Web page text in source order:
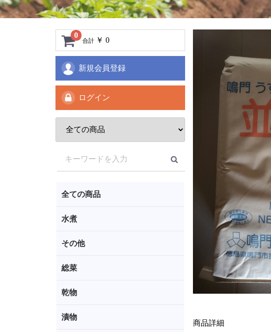
0
合計 ￥ 0
新規会員登録
ログイン
全ての商品
水煮
その他
総菜
乾物
漬物
商品詳細